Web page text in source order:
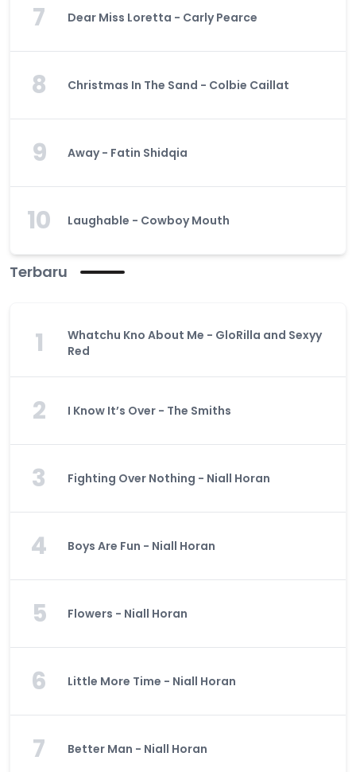
7 Dear Miss Loretta - Carly Pearce
8 Christmas In The Sand - Colbie Caillat
9 Away - Fatin Shidqia
10 Laughable - Cowboy Mouth
Terbaru
1
Whatchu Kno About Me - GloRilla and Sexyy
Red
2 I Know It’s Over - The Smiths
3 Fighting Over Nothing - Niall Horan
4 Boys Are Fun - Niall Horan
5 Flowers - Niall Horan
6 Little More Time - Niall Horan
7 Better Man - Niall Horan